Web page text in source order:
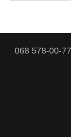
068 578-00-77